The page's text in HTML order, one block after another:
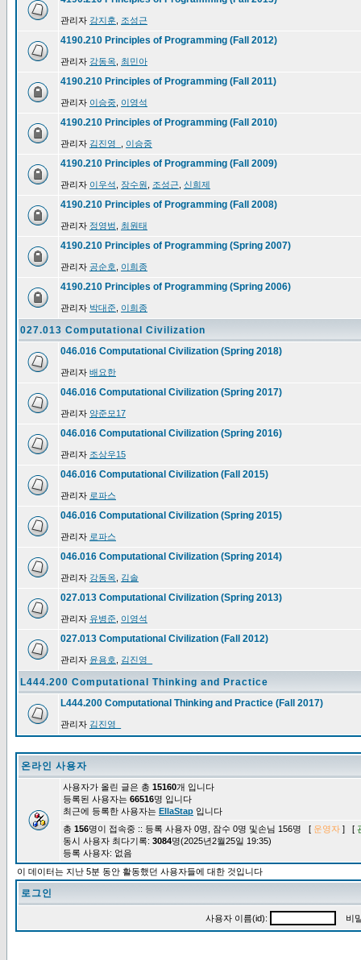
관리자 강지훈 조성근
4190.210 Principles of Programming (Fall 2012)
관리자 강동옥 최민아
4190.210 Principles of Programming (Fall 2011)
관리자 이승중 이영석
4190.210 Principles of Programming (Fall 2010)
관리자 김진영_ 이승중
4190.210 Principles of Programming (Fall 2009)
관리자 이우석 장수원 조성근 신희제
4190.210 Principles of Programming (Fall 2008)
관리자 정영범 최원태
4190.210 Principles of Programming (Spring 2007)
관리자 공순호 이희종
4190.210 Principles of Programming (Spring 2006)
관리자 박대준 이희종
027.013 Computational Civilization
046.016 Computational Civilization (Spring 2018)
관리자 배요한
046.016 Computational Civilization (Spring 2017)
관리자 양준모17
046.016 Computational Civilization (Spring 2016)
관리자 조상우15
046.016 Computational Civilization (Fall 2015)
관리자 로파스
046.016 Computational Civilization (Spring 2015)
관리자 로파스
046.016 Computational Civilization (Spring 2014)
관리자 강동옥 김솔
027.013 Computational Civilization (Spring 2013)
관리자 유병준 이영석
027.013 Computational Civilization (Fall 2012)
관리자 윤용호 김진영_
L444.200 Computational Thinking and Practice
L444.200 Computational Thinking and Practice (Fall 2017)
관리자 김진영_
온라인 사용자
사용자가 올린 글은 총 15160개 입니다
등록된 사용자는 66516명 입니다
최근에 등록한 사용자는 EllaStap 입니다
총 156명이 접속중 :: 등록 사용자 0명, 잠수 0명 및손님 156명 [ 운영자 ] [
동시 사용자 최다기록: 3084명(2025년2월25일 19:35)
등록 사용자: 없음
이 데이터는 지난 5분 동안 활동했던 사용자들에 대한 것입니다
로그인
사용자 이름(id): 비